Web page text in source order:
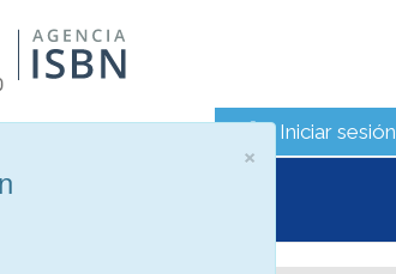
Iniciar sesión
×